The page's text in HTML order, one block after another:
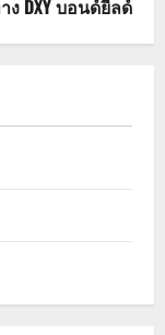
DXY บอนด์ยีลด์